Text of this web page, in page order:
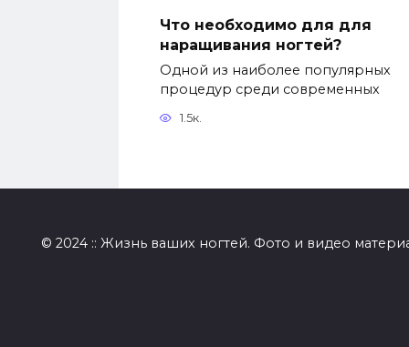
Что необходимо для для
наращивания ногтей?
Одной из наиболее популярных
процедур среди современных
1.5к.
© 2024 :: Жизнь ваших ногтей. Фото и видео